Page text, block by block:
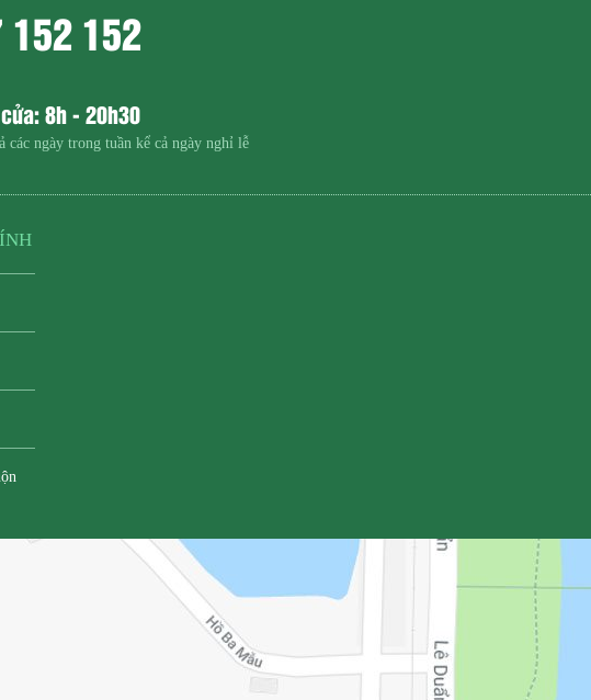
152
8h - 20h30
các ngày trong tuần kể cả ngày nghỉ lễ